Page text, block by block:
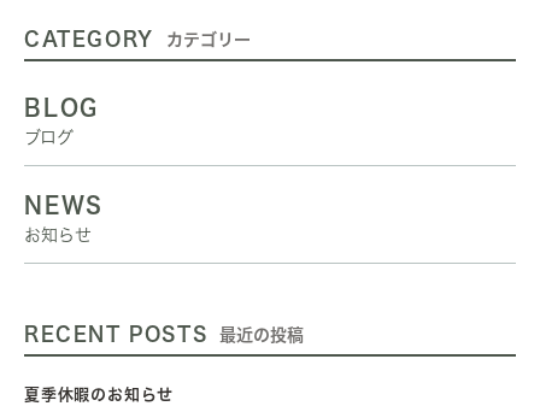
CATEGORY カテゴリー
BLOG
ブログ
NEWS
お知らせ
RECENT POSTS 最近の投稿
夏季休暇のお知らせ